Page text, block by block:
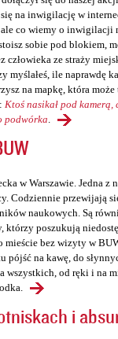
na inwigilację w
co wiemy o inwigilacji
sobie pod blokiem,
człowieka ze straży
myślałeś, ile naprawdę
na mapkę, która
Ktoś nasikał pod
podwórka
w Warszawie. Jedna z
Codziennie przewijają
naukowych. Są
którzy poszukują
mieście bez wizyty w
pójść na kawę, do
wszystkich, od ręki i na
i